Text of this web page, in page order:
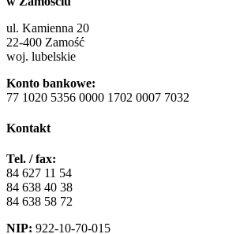
ul. Kamienna 20
22-400 Zamość
woj. lubelskie
Konto bankowe:
77 1020 5356 0000 1702 0007 7032
Kontakt
Tel. / fax:
84 627 11 54
84 638 40 38
84 638 58 72
NIP: 922-10-70-015